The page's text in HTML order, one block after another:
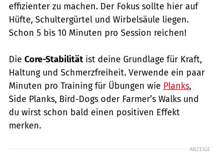
effizienter zu machen. Der Fokus sollte hier auf
Hüfte, Schultergürtel und Wirbelsäule liegen.
Schon 5 bis 10 Minuten pro Session reichen!
Die Core-Stabilität ist deine Grundlage für Kraft,
Haltung und Schmerzfreiheit. Verwende ein paar
Minuten pro Training für Übungen wie Planks,
Side Planks, Bird-Dogs oder Farmer’s Walks und
du wirst schon bald einen positiven Effekt
merken.
ANZEIGE